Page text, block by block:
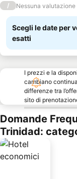
/ Nessuna
Scegli le date per
esatti
I prezzi e la
cambiano
differenze tra
sito di
Domande
Trinidad: